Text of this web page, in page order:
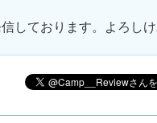
しております。よろし